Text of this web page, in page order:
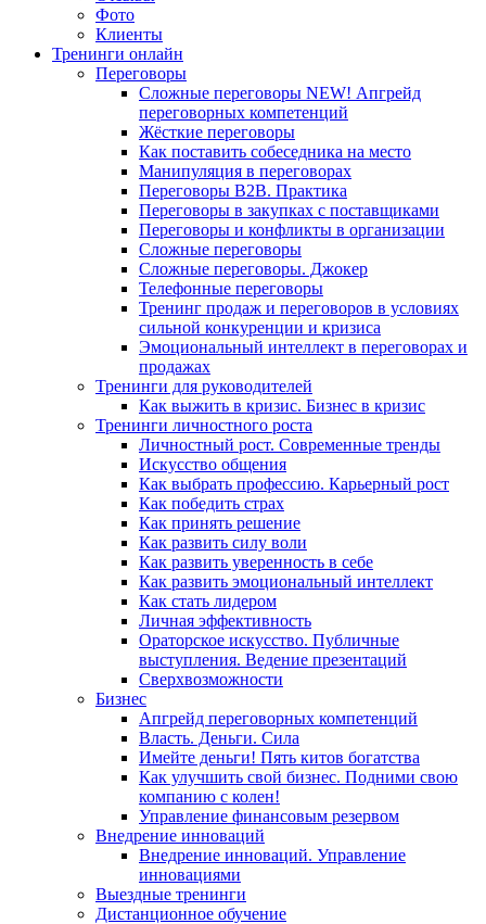
Фото
Клиенты
Тренинги онлайн
Переговоры
Сложные переговоры NEW! Апгрейд
переговорных компетенций
Жёсткие переговоры
Как поставить собеседника на место
Манипуляция в переговорах
Переговоры B2B. Практика
Переговоры в закупках с поставщиками
Переговоры и конфликты в организации
Сложные переговоры
Сложные переговоры. Джокер
Телефонные переговоры
Тренинг продаж и переговоров в условиях
сильной конкуренции и кризиса
Эмоциональный интеллект в переговорах и
продажах
Тренинги для руководителей
Как выжить в кризис. Бизнес в кризис
Тренинги личностного роста
Личностный рост. Современные тренды
Искусство общения
Как выбрать профессию. Карьерный рост
Как победить страх
Как принять решение
Как развить силу воли
Как развить уверенность в себе
Как развить эмоциональный интеллект
Как стать лидером
Личная эффективность
Ораторское искусство. Публичные
выступления. Ведение презентаций
Сверхвозможности
Бизнес
Апгрейд переговорных компетенций
Власть. Деньги. Сила
Имейте деньги! Пять китов богатства
Как улучшить свой бизнес. Подними свою
компанию с колен!
Управление финансовым резервом
Внедрение инноваций
Внедрение инноваций. Управление
инновациями
Выездные тренинги
Дистанционное обучение